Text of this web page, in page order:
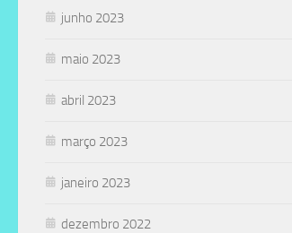
junho 2023
maio 2023
abril 2023
março 2023
janeiro 2023
dezembro 2022